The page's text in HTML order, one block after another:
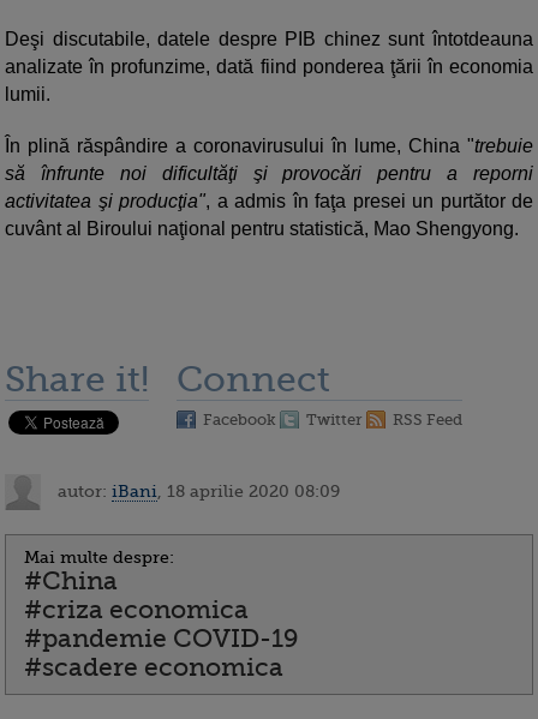
Deşi discutabile, datele despre PIB chinez sunt întotdeauna
analizate în profunzime, dată fiind ponderea ţării în economia
lumii.
În plină răspândire a coronavirusului în lume, China "trebuie
să înfrunte noi dificultăţi şi provocări pentru a reporni
activitatea şi producţia", a admis în faţa presei un purtător de
cuvânt al Biroului naţional pentru statistică, Mao Shengyong.
Share it! Connect
Facebook Twitter RSS Feed
autor: iBani , 18 aprilie 2020 08:09
Mai multe despre:
#China
#criza economica
#pandemie COVID-19
#scadere economica